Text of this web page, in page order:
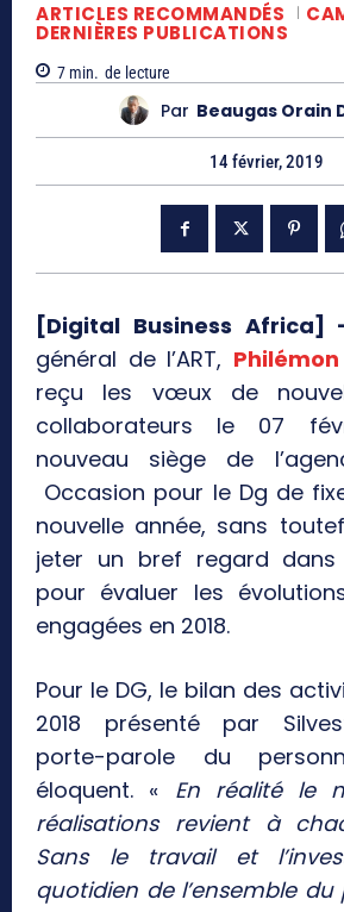
ARTICLES RECOMMANDÉS
DERNIÈRES PUBLICATIONS
7 min. de lecture
Par Beaugas Orain
14 février, 2019
[Digital Business Africa]
général de l’ART,
reçu les vœux de
collaborateurs le 07
nouveau siège de
Occasion pour le Dg de
nouvelle année, sans
jeter un bref regard dans
pour évaluer les
engagées en 2018.
Pour le DG, le bilan des
2018 présenté par
porte-parole du
éloquent. « En réalité le
réalisations revient à
Sans le travail et
quotidien de l’ensemble du